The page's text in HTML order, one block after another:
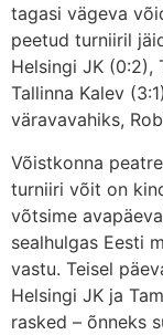
tagasi vägeva
peetud turniiril
Helsingi JK (0:2),
Tallinna Kalev
väravavahiks,
Võistkonna
turniiri võit on
võtsime
sealhulgas Eesti
vastu. Teisel
Helsingi JK ja
rasked – õnneks